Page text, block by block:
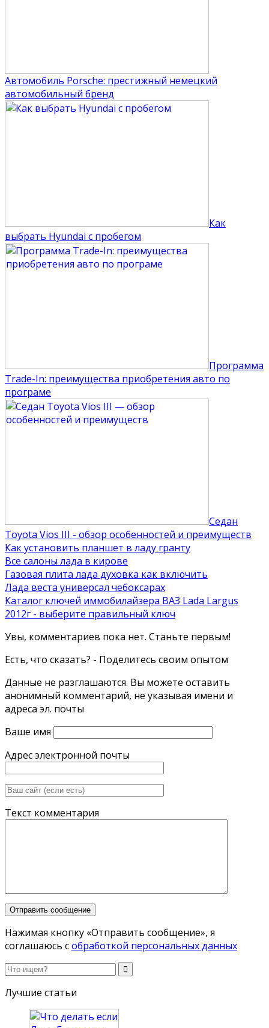
Автомобиль Porsche: престижный немецкий
автомобильный бренд
Как
выбрать Hyundai с пробегом
Программа
Trade-In: преимущества приобретения авто по
програме
Седан
Toyota Vios III - обзор особенностей и преимуществ
Как установить планшет в ладу гранту
Все салоны лада в кирове
Газовая плита лада духовка как включить
Лада веста универсал чебоксарах
Каталог ключей иммобилайзера ВАЗ Lada Largus
2012г - выберите правильный ключ
Увы, комментариев пока нет. Станьте первым!
Есть, что сказать? - Поделитесь своим опытом
Данные не разглашаются. Вы можете оставить
анонимный комментарий, не указывая имени и
адреса эл. почты
Ваше имя
Адрес электронной почты
Текст комментария
Нажимая кнопку «Отправить сообщение», я
соглашаюсь собработкой персональных данных
Лучшие статьи